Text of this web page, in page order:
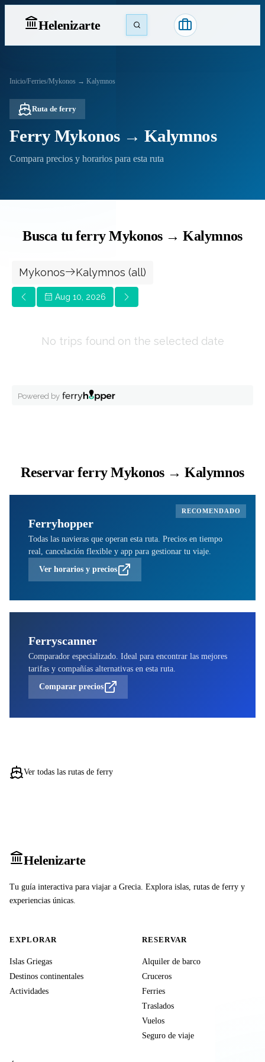
Helenizarte
Inicio/Ferries/Mykonos → Kalymnos
Ruta de ferry
Ferry Mykonos → Kalymnos
Compara precios y horarios para esta ruta
Busca tu ferry Mykonos → Kalymnos
Reservar ferry Mykonos → Kalymnos
RECOMENDADO
Ferryhopper
Todas las navieras que operan esta ruta. Precios en tiempo
real, cancelación flexible y app para gestionar tu viaje.
Ver horarios y precios
Ferryscanner
Comparador especializado. Ideal para encontrar las mejores
tarifas y compañías alternativas en esta ruta.
Comparar precios
Ver todas las rutas de ferry
Helenizarte
Tu guía interactiva para viajar a Grecia. Explora islas, rutas de ferry y
experiencias únicas.
EXPLORAR
Islas Griegas
Destinos continentales
Actividades
RESERVAR
Alquiler de barco
Cruceros
Ferries
Traslados
Vuelos
Seguro de viaje